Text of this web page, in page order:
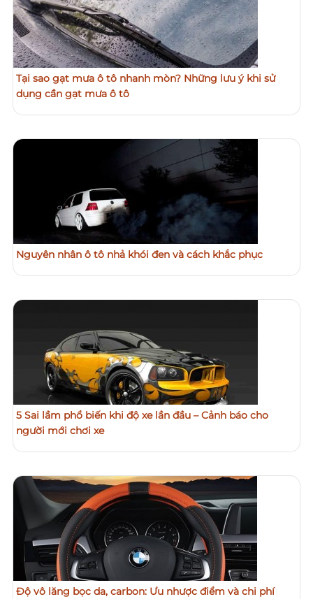
Tại sao gạt mưa ô tô nhanh mòn? Những lưu ý khi sử
dụng cần gạt mưa ô tô
Nguyên nhân ô tô nhả khói đen và cách khắc phục
5 Sai lầm phổ biến khi độ xe lần đầu – Cảnh báo cho
người mới chơi xe
Độ vô lăng bọc da, carbon: Ưu nhược điểm và chi phí